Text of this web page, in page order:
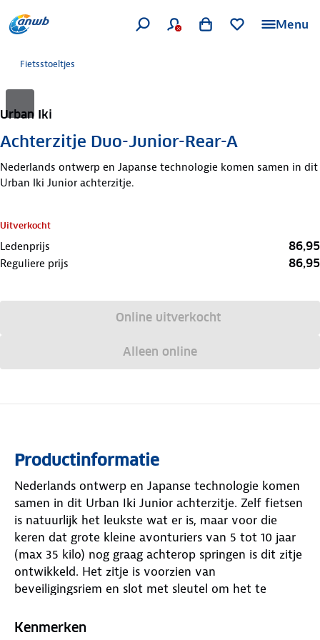
Menu
Fietsstoeltjes
Urban Iki
Achterzitje Duo-Junior-Rear-A
Nederlands ontwerp en Japanse technologie komen samen in dit
Urban Iki Junior achterzitje.
Uitverkocht
Ledenprijs 86,95
Reguliere prijs 86,95
Online uitverkocht
Alleen online
Productinformatie
Nederlands ontwerp en Japanse technologie komen
samen in dit Urban Iki Junior achterzitje. Zelf fietsen
is natuurlijk het leukste wat er is, maar voor die
keren dat grote kleine avonturiers van 5 tot 10 jaar
(max 35 kilo) nog graag achterop springen is dit zitje
ontwikkeld. Het zitje is voorzien van
beveiligingsriem en slot met sleutel om het te
wordt gebruikt is het eenvoudig in te klappen.
Kenmerken